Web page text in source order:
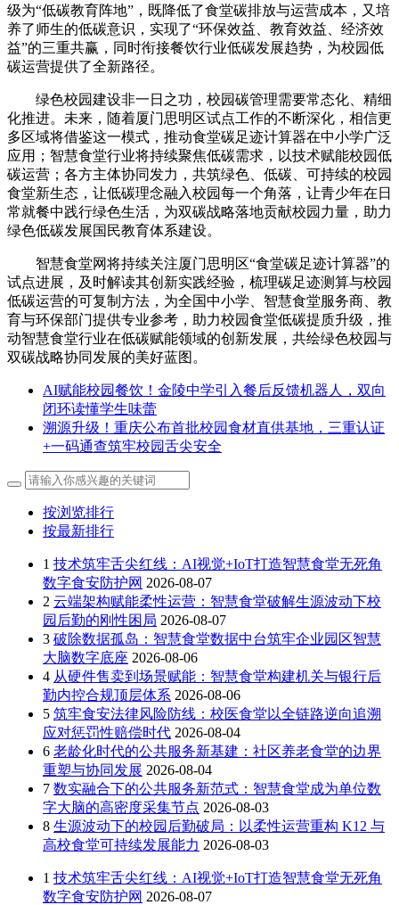
级为“低碳教育阵地”，既降低了食堂碳排放与运营成本，又培
养了师生的低碳意识，实现了“环保效益、教育效益、经济效
益”的三重共赢，同时衔接餐饮行业低碳发展趋势，为校园低
碳运营提供了全新路径。
绿色校园建设非一日之功，校园碳管理需要常态化、精细
化推进。未来，随着厦门思明区试点工作的不断深化，相信更
多区域将借鉴这一模式，推动食堂碳足迹计算器在中小学广泛
应用；智慧食堂行业将持续聚焦低碳需求，以技术赋能校园低
碳运营；各方主体协同发力，共筑绿色、低碳、可持续的校园
食堂新生态，让低碳理念融入校园每一个角落，让青少年在日
常就餐中践行绿色生活，为双碳战略落地贡献校园力量，助力
绿色低碳发展国民教育体系建设。
智慧食堂网将持续关注厦门思明区“食堂碳足迹计算器”的
试点进展，及时解读其创新实践经验，梳理碳足迹测算与校园
低碳运营的可复制方法，为全国中小学、智慧食堂服务商、教
育与环保部门提供专业参考，助力校园食堂低碳提质升级，推
动智慧食堂行业在低碳赋能领域的创新发展，共绘绿色校园与
双碳战略协同发展的美好蓝图。
AI赋能校园餐饮！金陵中学引入餐后反馈机器人，双向
闭环读懂学生味蕾
溯源升级！重庆公布首批校园食材直供基地，三重认证
+一码通查筑牢校园舌尖安全
按浏览排行
按最新排行
1 技术筑牢舌尖红线：AI视觉+IoT打造智慧食堂无死角
数字食安防护网 2026-08-07
2 云端架构赋能柔性运营：智慧食堂破解生源波动下校
园后勤的刚性困局 2026-08-07
3 破除数据孤岛：智慧食堂数据中台筑牢企业园区智慧
大脑数字底座 2026-08-06
4 从硬件售卖到场景赋能：智慧食堂构建机关与银行后
勤内控合规顶层体系 2026-08-06
5 筑牢食安法律风险防线：校医食堂以全链路逆向追溯
应对惩罚性赔偿时代 2026-08-04
6 老龄化时代的公共服务新基建：社区养老食堂的边界
重塑与协同发展 2026-08-04
7 数实融合下的公共服务新范式：智慧食堂成为单位数
字大脑的高密度采集节点 2026-08-03
8 生源波动下的校园后勤破局：以柔性运营重构 K12 与
高校食堂可持续发展能力 2026-08-03
1 技术筑牢舌尖红线：AI视觉+IoT打造智慧食堂无死角
数字食安防护网 2026-08-07